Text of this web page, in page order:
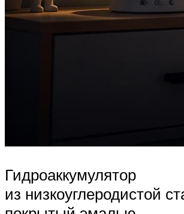
Гидроаккумулятор
из низкоуглеродистой